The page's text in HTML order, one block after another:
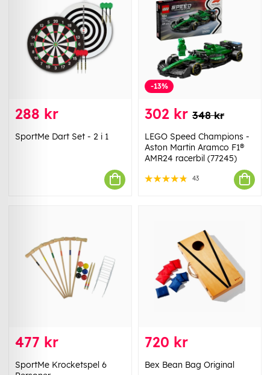
288 kr
SportMe Dart Set - 2 i 1
-13%
302 kr 348 kr
LEGO Speed Champions -
Aston Martin Aramco F1®
AMR24 racerbil (77245)
43
477 kr
SportMe Krocketspel 6
720 kr
Bex Bean Bag Original